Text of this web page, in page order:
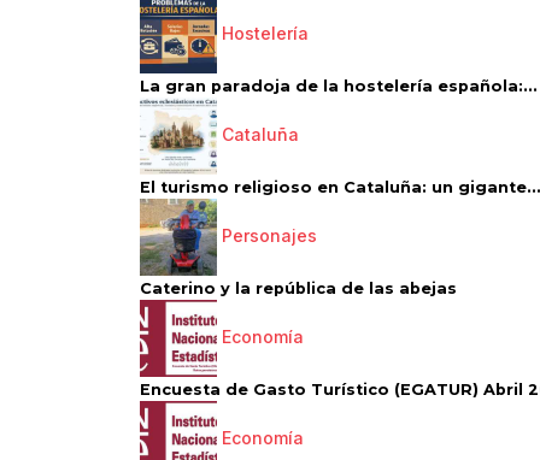
Hostelería
La gran paradoja de la hostelería española:...
Cataluña
El turismo religioso en Cataluña: un gigante...
Personajes
Caterino y la república de las abejas
Economía
Encuesta de Gasto Turístico (EGATUR) Abril
Economía